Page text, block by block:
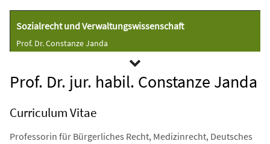
Sozialrecht und Verwaltungswissenschaft
Prof. Dr. Constanze Janda
Prof. Dr. jur. habil. Constanze Janda
Curriculum Vitae
Professorin für Bürgerliches Recht, Medizinrecht, Deutsches